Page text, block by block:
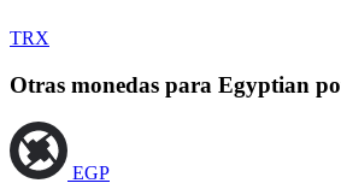
TRX
Otras monedas para Egyptian
EGP